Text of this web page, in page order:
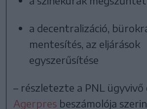
a decentralizáció,
mentesítés, az eljárások
egyszerűsítése
– részletezte a PNL ügyvivő
Agerpres beszámolója